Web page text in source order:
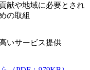
献や地域に必要とされ
の取組
いサービス提供